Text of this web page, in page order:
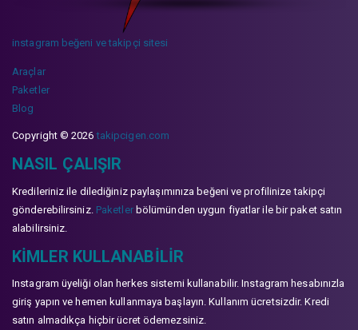
instagram beğeni ve takipçi sitesi
Araçlar
Paketler
Blog
Copyright © 2026takipcigen.com
NASIL ÇALIŞIR
Kredileriniz ile dilediğiniz paylaşımınıza beğeni ve profilinize takipçi
gönderebilirsiniz. Paketlerbölümünden uygun fiyatlar ile bir paket satın
alabilirsiniz.
KIMLER KULLANABILIR
Instagram üyeliği olan herkes sistemi kullanabilir. Instagram hesabınızla
giriş yapın ve hemen kullanmaya başlayın. Kullanım ücretsizdir. Kredi
satın almadıkça hiçbir ücret ödemezsiniz.